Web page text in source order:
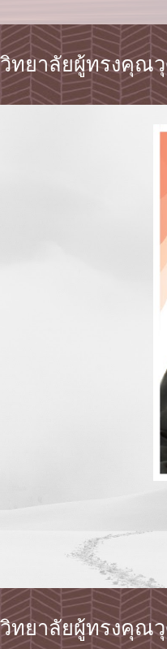
ทยาลัยผู้ทรงคุณ
ทยาลัยผู้ทรงคุณ